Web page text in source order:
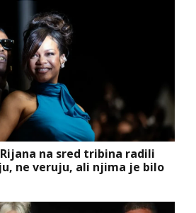
na sred tribina radili
ne veruju, ali njima je bilo